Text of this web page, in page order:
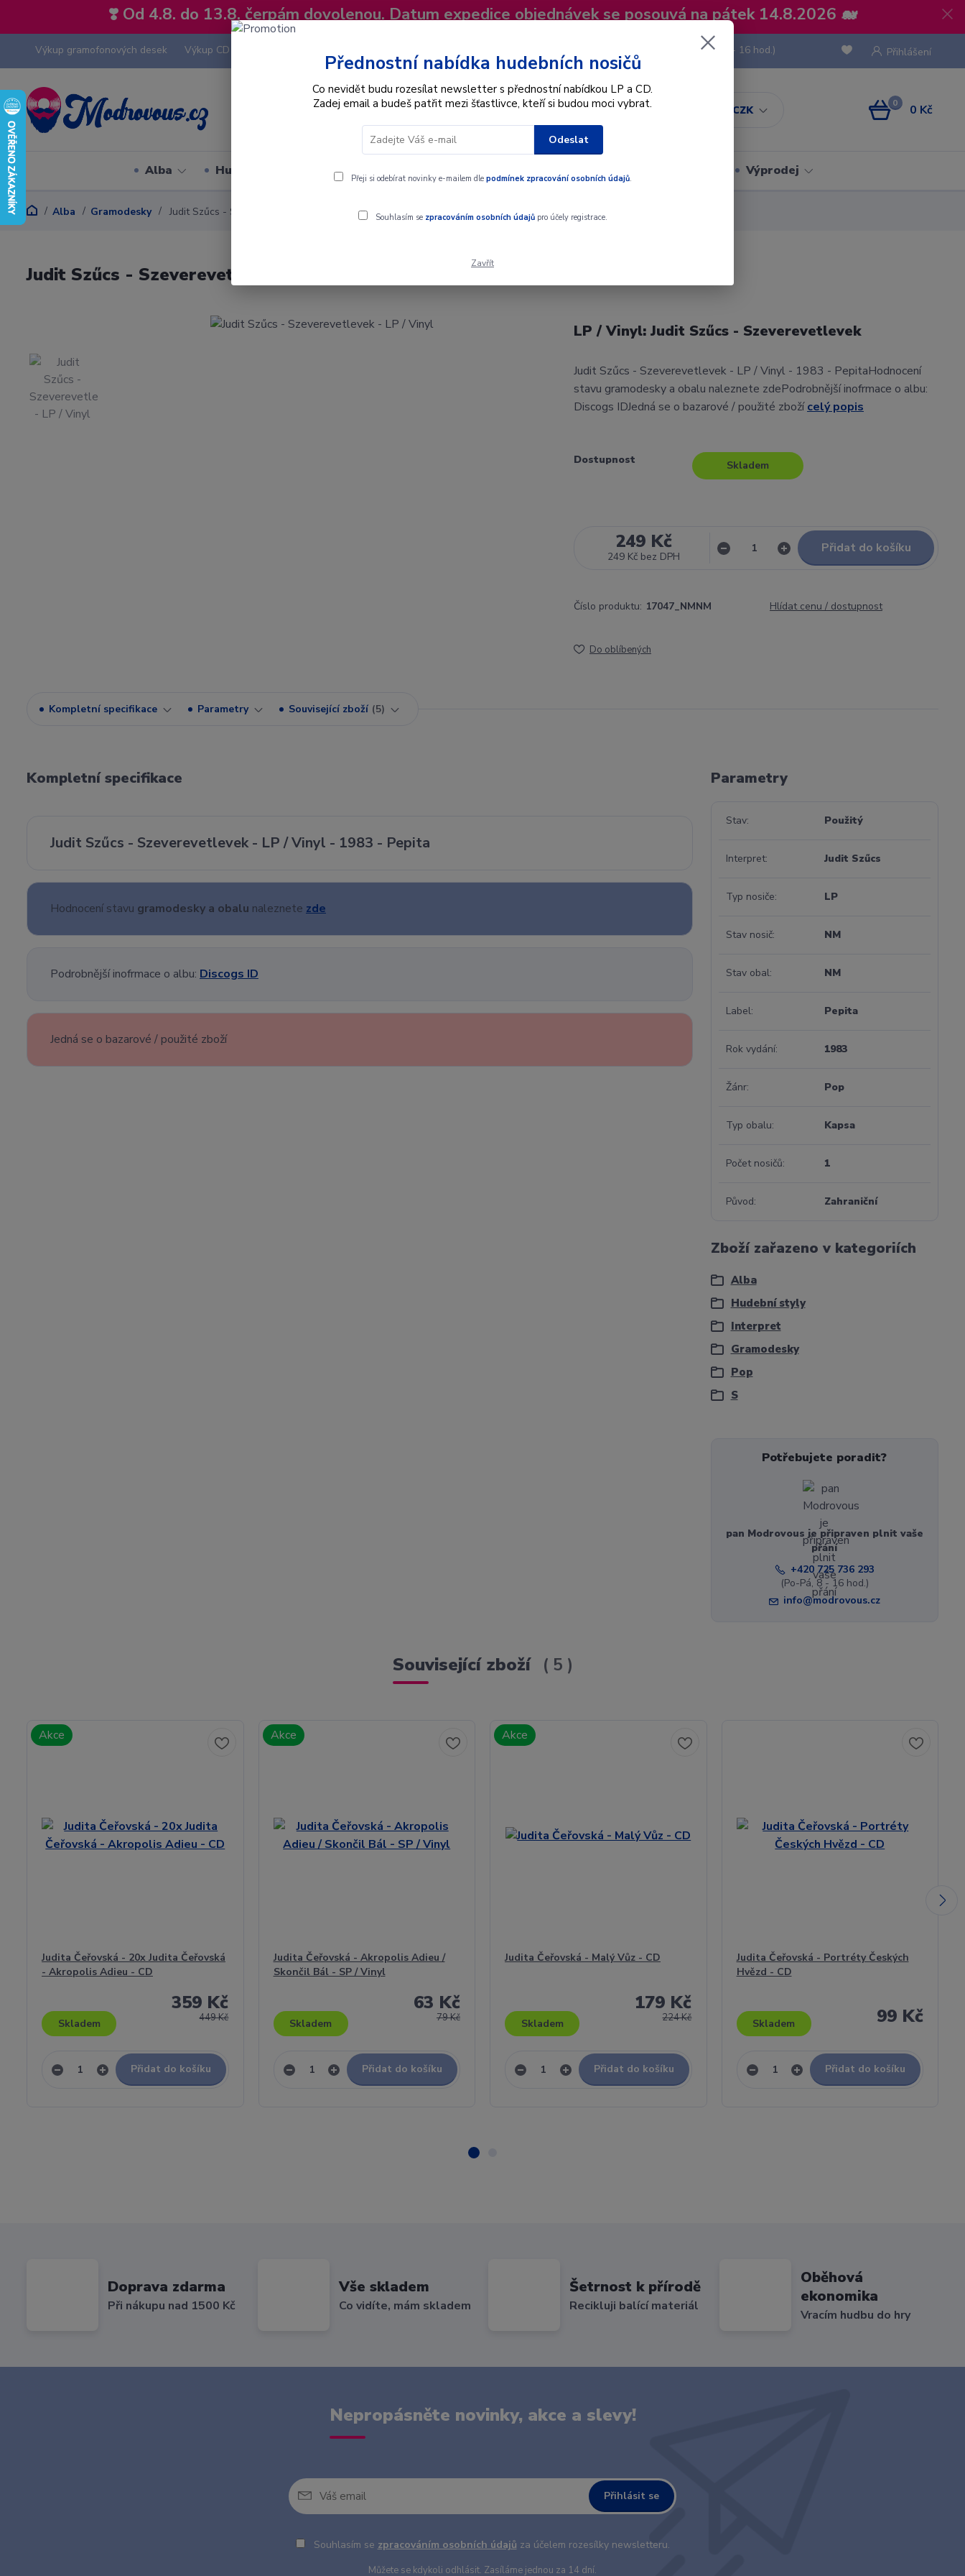
❣️ Od 4.8. do 13.8. čerpám dovolenou. Datum expedice objednávek se posouvá na pátek 14.8.2026 🐋
Výkup gramofonových desek Výkup CD
CZK
Přihlášení
Hledat
(Po-Pá, 8 - 16 hod.)
0 0 Kč
Alba Hudební styly Interpret Dárkové poukazy Výprodej
Alba Gramodesky Judit Szűcs - Szeverevetlevek - LP / Vinyl
Judit Szűcs - Szeverevetlevek - LP / Vinyl
LP / Vinyl: Judit Szűcs - Szeverevetlevek
Judit Szűcs - Szeverevetlevek - LP / Vinyl - 1983 - PepitaHodnocení
stavu gramodesky a obalu naleznete zdePodrobnější inofrmace o albu:
Discogs IDJedná se o bazarové / použité zbožícelý popis
Dostupnost Skladem
249 Kč
249 Kč bez DPH
Přidat do košíku
Číslo produktu: 17047_NMNM Hlídat cenu / dostupnost
Do oblíbených
Kompletní specifikace Parametry Související zboží 5
Kompletní specifikace
Judit Szűcs - Szeverevetlevek - LP / Vinyl - 1983 - Pepita
Hodnocení stavu gramodesky a obalu naleznete zde
Podrobnější inofrmace o albu: Discogs ID
Jedná se o bazarové / použité zboží
Parametry
Stav Použitý
Interpret Judit Szűcs
Typ nosiče LP
Stav nosič NM
Stav obal NM
Label Pepita
Rok vydání 1983
Žánr Pop
Typ obalu Kapsa
Počet nosičů 1
Původ Zahraniční
Zboží zařazeno v kategoriích
Alba
Hudební styly
Interpret
Gramodesky
Pop
S
Potřebujete poradit?
pan Modrovous je připraven plnit vaše
přání
+420 725 736 293
(Po-Pá, 8 - 16 hod.)
info@modrovous.cz
Související zboží 5
Akce
Judita Čeřovská - 20x Judita Čeřovská
- Akropolis Adieu - CD
449 Kč
359 Kč
Skladem
Přidat do košíku
Akce
Judita Čeřovská - Akropolis Adieu /
Skončil Bál - SP / Vinyl
79 Kč
63 Kč
Skladem
Přidat do košíku
Akce
Judita Čeřovská - Malý Vůz - CD
224 Kč
179 Kč
Skladem
Přidat do košíku
Judita Čeřovská - Portréty Českých
Hvězd - CD
99 Kč
Skladem
Přidat do košíku
Doprava zdarma
Při nákupu nad 1500 Kč
Vše skladem
Co vidíte, mám skladem
Šetrnost k přírodě
Recikluji balící materiál
Oběhová
ekonomika
Vracím hudbu do hry
Nepropásněte novinky, akce a slevy!
Přihlásit se
Souhlasím se zpracováním osobních údajů za účelem rozesílky newsletteru.
Můžete se kdykoli odhlásit. Zasíláme jednou za 14 dní.
Přednostní nabídka hudebních nosičů
Co nevidět budu rozesílat newsletter s přednostní nabídkou LP a CD.
Zadej email a budeš patřit mezi šťastlivce, kteří si budou moci vybrat.
Odeslat
Přeji si odebírat novinky e-mailem dle podmínek zpracování osobních údajů.
Souhlasím se zpracováním osobních údajůpro účely registrace.
Zavřít